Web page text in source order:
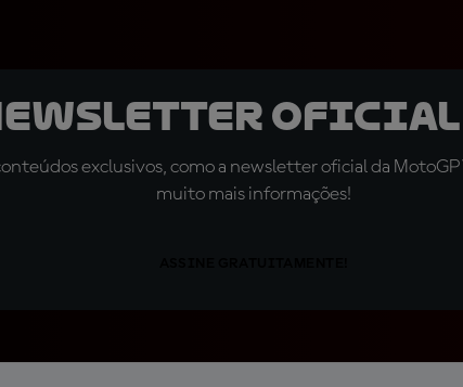
oficial
exclusivos, como a newsletter oficial da
muito mais informações!